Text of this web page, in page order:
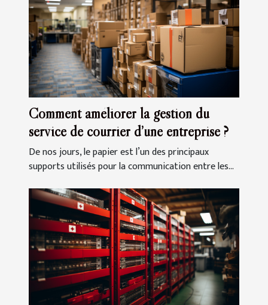
Comment améliorer la gestion du
service de courrier d’une entreprise ?
De nos jours, le papier est l’un des principaux
supports utilisés pour la communication entre les...